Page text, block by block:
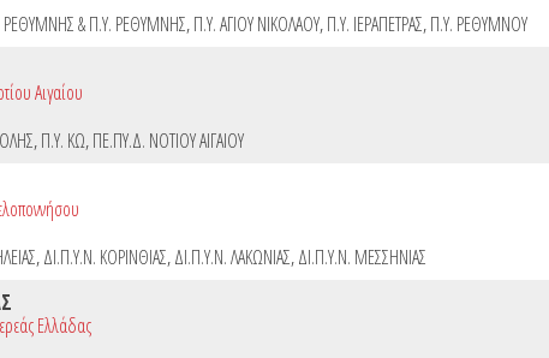
ΡΕΘΥΜΝΗΣ & Π.Υ. ΡΕΘΥΜΝΗΣ,Π.Υ. ΑΓΙΟΥ ΝΙΚΟΛΑΟΥ,Π.Υ. ΙΕΡΑΠΕΤΡΑΣ,Π.Υ. ΡΕΘΥΜΝΟΥ
Αιγαίου
,Π.Υ. ΚΩ,ΠΕ.ΠΥ.Δ. ΝΟΤΙΟΥ ΑΙΓΑΙΟΥ
,ΔΙ.Π.Υ.Ν. ΚΟΡΙΝΘΙΑΣ,ΔΙ.Π.Υ.Ν. ΛΑΚΩΝΙΑΣ,ΔΙ.Π.Υ.Ν. ΜΕΣΣΗΝΙΑΣ
Ελλάδας